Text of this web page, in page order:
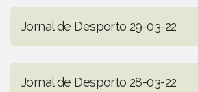
Jornal de Desporto 29-03-22
Jornal de Desporto 28-03-22